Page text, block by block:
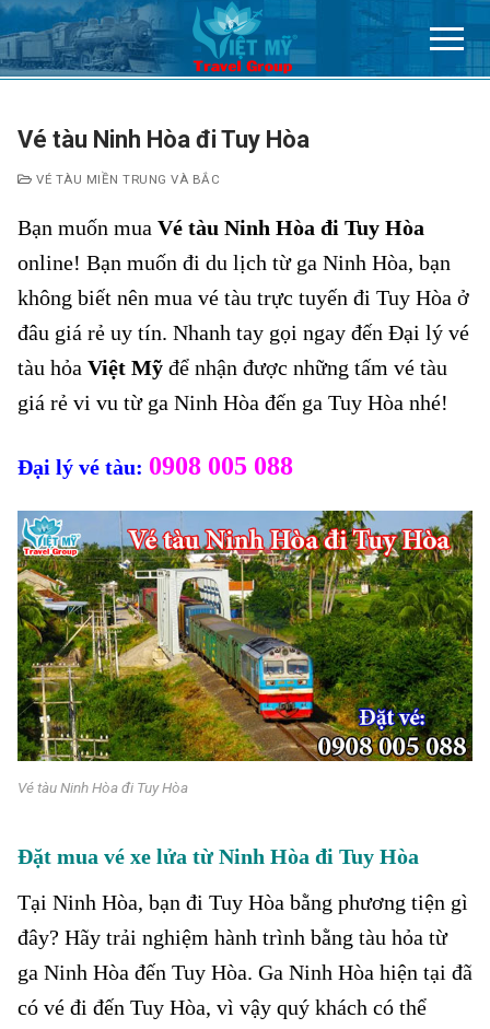
Chuyển
đến
nội
Vé tàu Ninh Hòa đi Tuy Hòa
VÉ TÀU MIỀN TRUNG VÀ BẮC
Bạn muốn mua Vé tàu Ninh Hòa đi Tuy Hòa
online! Bạn muốn đi du lịch từ ga Ninh Hòa, bạn
không biết nên mua vé tàu trực tuyến đi Tuy Hòa ở
đâu giá rẻ uy tín. Nhanh tay gọi ngay đến Đại lý vé
tàu hỏa Việt Mỹ để nhận được những tấm vé tàu
giá rẻ vi vu từ ga Ninh Hòa đến ga Tuy Hòa nhé!
Đại lý vé tàu: 0908 005 088
Vé tàu Ninh Hòa đi Tuy Hòa
Đặt mua vé xe lửa từ Ninh Hòa đi Tuy Hòa
Tại Ninh Hòa, bạn đi Tuy Hòa bằng phương tiện gì
đây? Hãy trải nghiệm hành trình bằng tàu hỏa từ
ga Ninh Hòa đến Tuy Hòa. Ga Ninh Hòa hiện tại đã
có vé đi đến Tuy Hòa, vì vậy quý khách có thể